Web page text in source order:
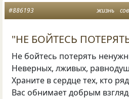
жизнь
#886193
"НЕ БОЙТЕСЬ
Не бойтесь потерять
Неверных, лживых,
Храните в сердце тех, кто
Вас обнимает добрым